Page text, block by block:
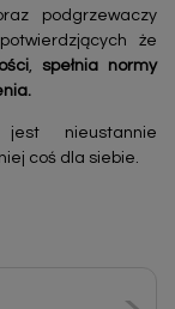
podgrzewaczy
że
,spełnia normy
nieustannie
coś dla siebie.